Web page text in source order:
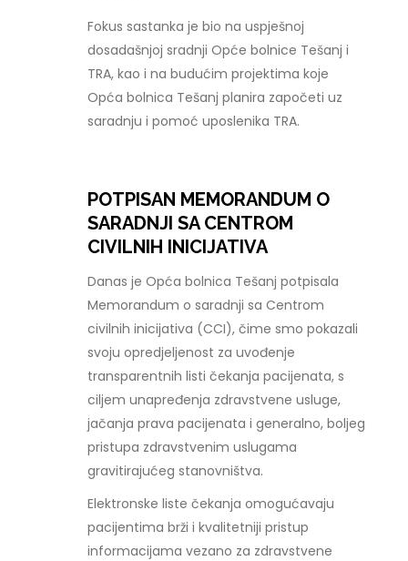
Fokus sastanka je bio na uspješnoj
dosadašnjoj sradnji Opće bolnice Tešanj i
TRA, kao i na budućim projektima koje
Opća bolnica Tešanj planira započeti uz
saradnju i pomoć uposlenika TRA.
POTPISAN MEMORANDUM O
SARADNJI SA CENTROM
CIVILNIH INICIJATIVA
Danas je Opća bolnica Tešanj potpisala
Memorandum o saradnji sa Centrom
civilnih inicijativa (CCI), čime smo pokazali
svoju opredjeljenost za uvođenje
transparentnih listi čekanja pacijenata, s
ciljem unapređenja zdravstvene usluge,
jačanja prava pacijenata i generalno, boljeg
pristupa zdravstvenim uslugama
gravitirajućeg stanovništva.
Elektronske liste čekanja omogućavaju
pacijentima brži i kvalitetniji pristup
informacijama vezano za zdravstvene